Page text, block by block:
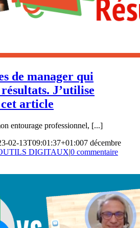
de manager qui
J’utilise
cet article
entourage professionnel, [...]
02-13T09:01:37+01:007 décembre
DIGITAUX|0 commentaire